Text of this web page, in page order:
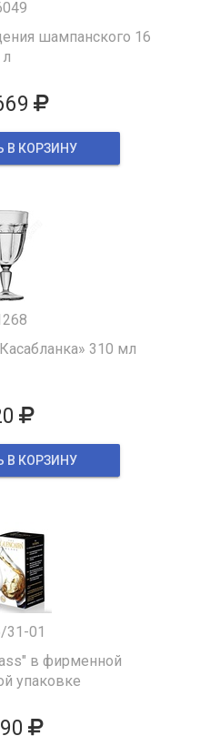
шампанского 16
л
В КОРЗИНУ
310 мл
В КОРЗИНУ
31-01
в фирменной
упаковке